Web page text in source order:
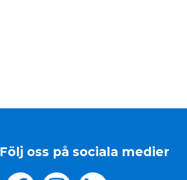
Följ oss på sociala medier